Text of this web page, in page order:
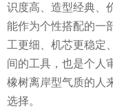
识度高、造型经典、
能作为个性搭配的一
工更细、机芯更稳定
间的工具，也是个人
橡树离岸型气质的人
选择。